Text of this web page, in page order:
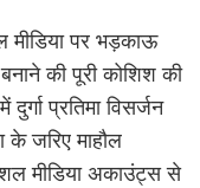
मीडिया पर भड़काऊ
की पूरी कोशिश की
प्रतिमा विसर्जन
के जरिए माहौल
मीडिया अकाउंट्स से